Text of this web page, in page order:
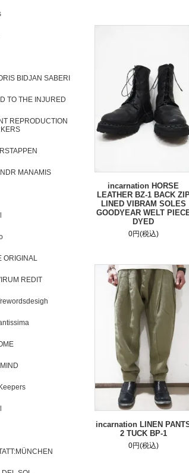
incarnation HORSE
LEATHER BZ-1 BACK
LINED VIBRAM SOLES
GOODYEAR WELT
DYED
0円(税込)
incarnation LINEN
2 TUCK BP-1
0円(税込)
BIDJAN SABERI
TO THE INJURED
REPRODUCTION
MANAMIS
ORIGINAL
REDIT